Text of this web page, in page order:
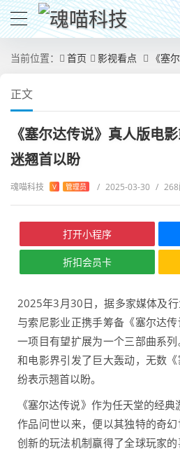
当前位置： 首页 影视看点 《塞尔达
正文
《塞尔达传说》真人版电
迷翘首以盼
魂喵科技 V 管理员 / 2025-03-30 /
打开小程序
折扣会员卡
2025年3月30日，据多家媒体及
与索尼影业正携手筹备《塞尔达
一项目有望扩展为一个三部曲系
和电影界引发了巨大轰动，无数
纷表示翘首以盼。
《塞尔达传说》作为任天堂的经
作品问世以来，便以其独特的奇
创新的玩法机制赢得了全球玩家